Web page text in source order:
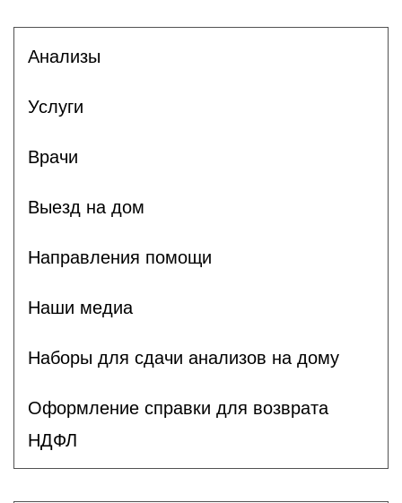
Анализы
Услуги
Врачи
Выезд на дом
Направления помощи
Наши медиа
Наборы для сдачи анализов на дому
Оформление справки для возврата
НДФЛ